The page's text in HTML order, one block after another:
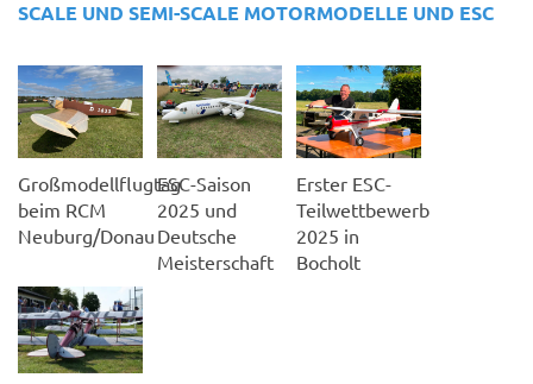
SCALE UND SEMI-SCALE MOTORMODELLE UND ESC
Großmodellflugtag
beim RCM
Neuburg/Donau
ESC-Saison
2025 und
Deutsche
Meisterschaft
Erster ESC-
Teilwettbewerb
2025 in
Bocholt